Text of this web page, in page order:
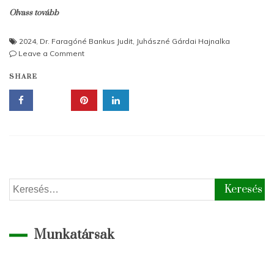
Olvass tovább
2024, Dr. Faragóné Bankus Judit, Juhászné Gárdai Hajnalka
Leave a Commenton
világegyetemben
SHARE
Keresés:
Munkatársak